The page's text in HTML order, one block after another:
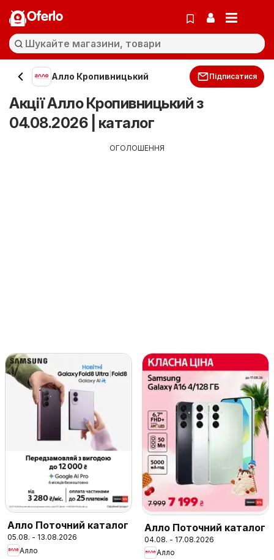
Oferlo
Алло Кропивницький Підписатися
Акції Алло Кропивницький з
04.08.2026 | каталог
ОГОЛОШЕННЯ
Алло Поточний каталог
05.08. - 13.08.2026
Алло
Алло Поточний каталог
04.08. - 17.08.2026
Алло